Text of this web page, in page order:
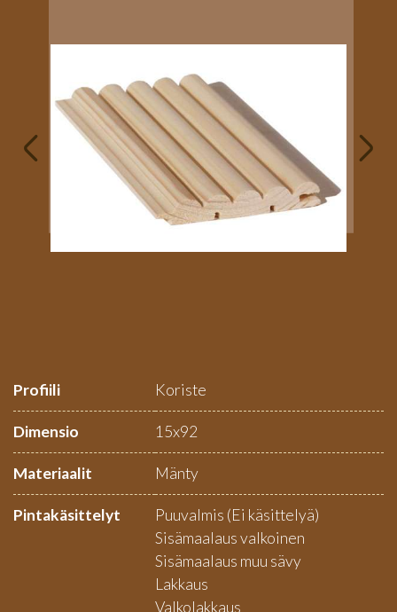
Profiili Koriste
Dimensio 15x92
Materiaalit Mänty
Pintakäsittelyt
Puuvalmis (Ei käsittelyä)
Sisämaalaus valkoinen
Sisämaalaus muu sävy
Lakkaus
Valkolakkaus